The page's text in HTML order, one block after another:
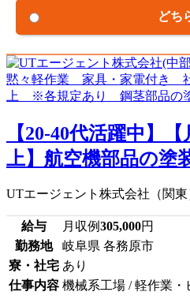
どち
【20-40代活躍中】
上】航空機部品の塗
UTエージェント株式会社（関東
給与 月収例305,000円
勤務地
岐阜県 各務原市
寮・社宅 あり
仕事内容 機械系工場 / 軽作業・